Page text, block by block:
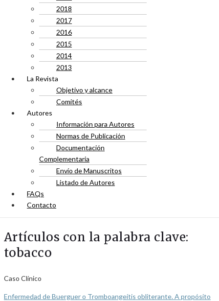
2018
2017
2016
2015
2014
2013
La Revista
Objetivo y alcance
Comités
Autores
Información para Autores
Normas de Publicación
Documentación
Complementaria
Envío de Manuscritos
Listado de Autores
FAQs
Contacto
Artículos con la palabra clave:
tobacco
Caso Clínico
Enfermedad de Buerguer o Tromboangeítis obliterante. A propósito